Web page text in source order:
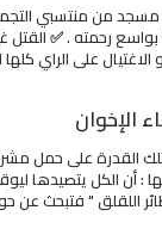
مسجد من منتسبي
بواسع رحمته . ✅
الاغتيال على الراي
الإخوان
القدرة على حمل
: أن الكل يتصيدها
اللقلق " فتبحث عن